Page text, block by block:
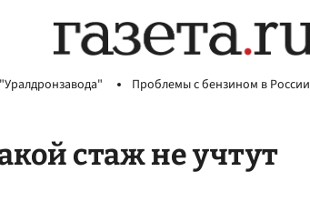
Проблемы с бензином в России
стаж не учтут